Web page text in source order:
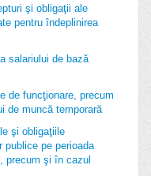
şi obligaţii ale
pentru îndeplinirea
salariului de bază
de funcţionare, precum
de muncă temporară
şi obligaţiile
publice pe perioada
precum şi în cazul